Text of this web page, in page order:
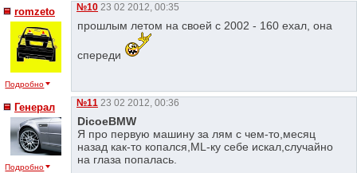
romzeto
Подробно
№10 23 02 2012, 00:35
прошлым летом на своей с 2002 - 160 ехал, она
спереди
Генерал
Подробно
№11 23 02 2012, 00:36
DicoeBMW
Я про первую машину за лям с чем-то,месяц
назад как-то копался,ML-ку себе искал,случайно
на глаза попалась.